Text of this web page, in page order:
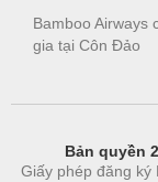
Bamboo
gia tại Côn Đảo
Bản quyền
Giấy phép đăng ký